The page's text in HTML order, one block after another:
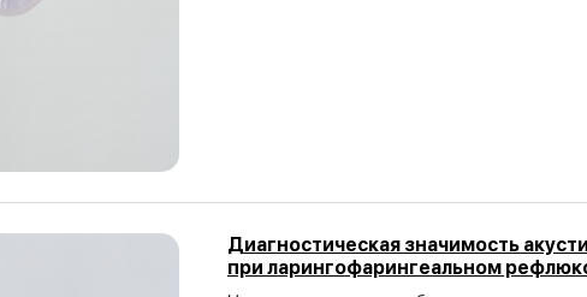
Диагностическая значимость
при ларингофарингеальном